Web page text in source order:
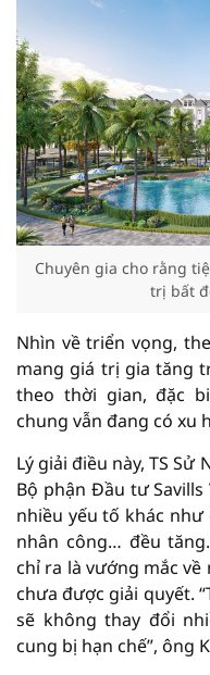
Chuyên gia cho rằng
trị bất
Nhìn về triển vọng,
mang giá trị gia tăng
theo thời gian, đặc
chung vẫn đang có xu
Lý giải điều này, TS Sử
Bộ phận Đầu tư
nhiều yếu tố khác như
nhân công… đều
chỉ ra là vướng mắc
chưa được giải quyết.
sẽ không thay đổi
cung bị hạn chế”, ông